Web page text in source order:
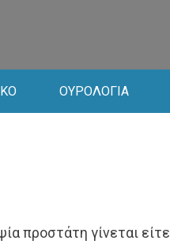
ΟΥΡΟΛΟΓΙΑ
προστάτη γίνεται είτε